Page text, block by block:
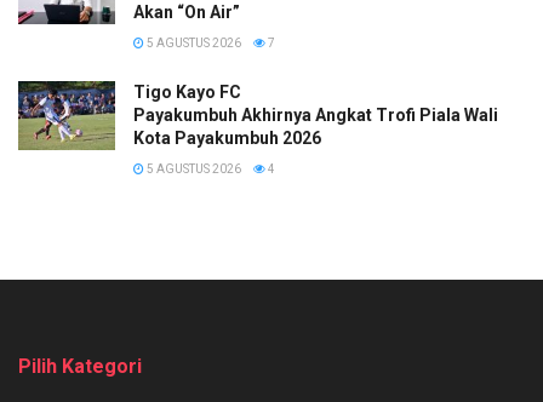
Akan “On Air”
5 AGUSTUS 2026 7
Tigo Kayo FC
Payakumbuh Akhirnya Angkat Trofi Piala Wali
Kota Payakumbuh 2026
5 AGUSTUS 2026 4
Pilih Kategori